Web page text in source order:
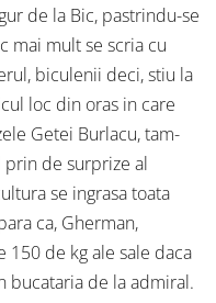
de la Bic, pastrindu-se
mai mult se scria cu
biculenii deci, stiu la
loc din oras in care
Getei Burlacu, tam-
de surprize al
se ingrasa toata
ca, Gherman,
de kg ale sale daca
bucataria de la admiral.